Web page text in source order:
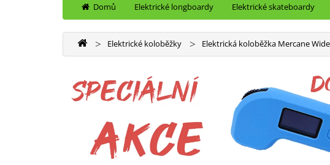
Domů Elektrické longboardy Elektrické skateboardy
Elektrické koloběžky Elektrická koloběžka Mercane